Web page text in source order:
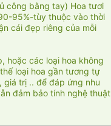
công bằng tay) Hoa tươi
95%-tùy thuộc vào thời
cái đẹp riêng của mỗi
hoặc các loại hoa không
loại hoa gần tương tự
giá trị .. để đáp ứng nhu
đảm bảo tính nghệ thuật